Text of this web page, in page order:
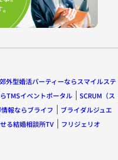
郊外型婚活パーティーならスマイルステ
TMSイベントポータル
SCRUM（ス
報ならブライフ
ブライダルジュエ
る結婚相談所TV
フリジェリオ